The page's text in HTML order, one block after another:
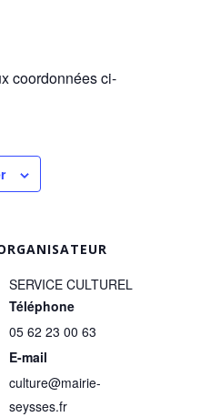
coordonnées ci-
SERVICE CULTUREL
Téléphone
05 62 23 00 63
E-mail
culture@mairie-
seysses.fr